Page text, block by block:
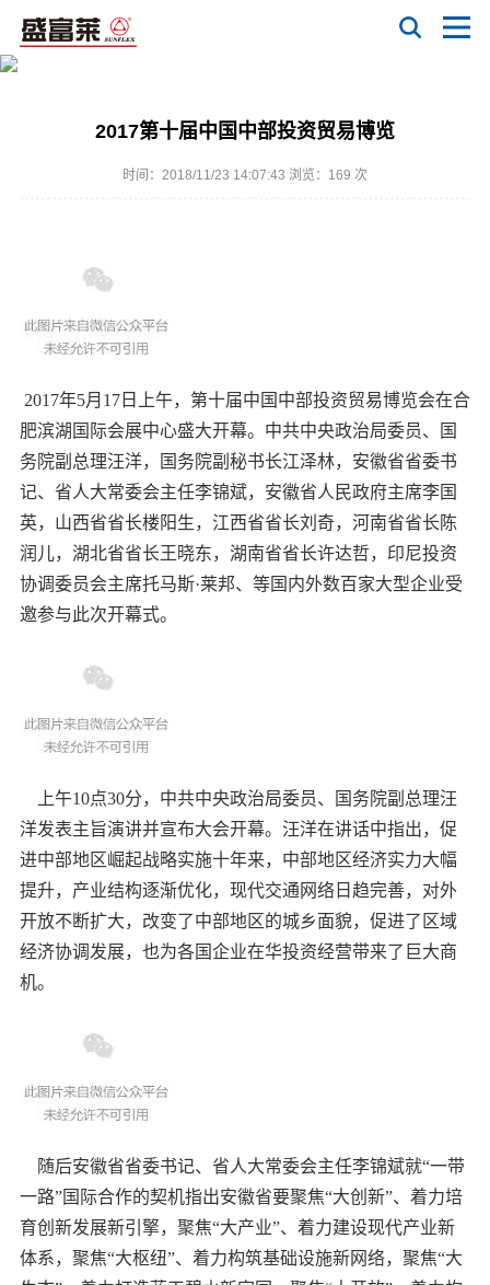
2017第十届中国中部投资贸易博览
时间：2018/11/23 14:07:43 浏览： 169 次
2017年5月17日上午，第十届中国中部投资贸易博览会在合
肥滨湖国际会展中心盛大开幕。中共中央政治局委员、国
务院副总理汪洋，国务院副秘书长江泽林，安徽省省委书
记、省人大常委会主任李锦斌，安徽省人民政府主席李国
英，山西省省长楼阳生，江西省省长刘奇，河南省省长陈
润儿，湖北省省长王晓东，湖南省省长许达哲，印尼投资
协调委员会主席托马斯·莱邦、等国内外数百家大型企业受
邀参与此次开幕式。
上午10点30分，中共中央政治局委员、国务院副总理汪
洋发表主旨演讲并宣布大会开幕。汪洋在讲话中指出，促
进中部地区崛起战略实施十年来，中部地区经济实力大幅
提升，产业结构逐渐优化，现代交通网络日趋完善，对外
开放不断扩大，改变了中部地区的城乡面貌，促进了区域
经济协调发展，也为各国企业在华投资经营带来了巨大商
机。
随后安徽省省委书记、省人大常委会主任李锦斌就“一带
一路”国际合作的契机指出安徽省要聚焦“大创新”、着力培
育创新发展新引擎，聚焦“大产业”、着力建设现代产业新
体系，聚焦“大枢纽”、着力构筑基础设施新网络，聚焦“大